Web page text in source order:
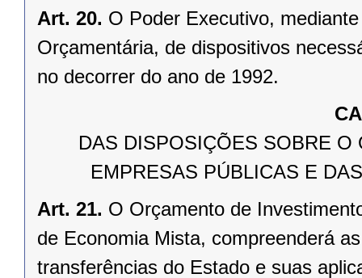
Art. 20. O Poder Executivo,
Orçamentária, de dispositivos
no decorrer do ano de 1992.
DAS DISPOSIÇÕES SOBRE
EMPRESAS PÚBLICAS E
Art. 21. O Orçamento de
de Economia Mista, compreenderá
transferências do Estado e suas